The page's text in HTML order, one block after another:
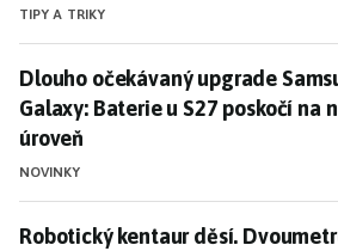
TIPY A TRIKY
Dlouho očekávaný upgrade
Dlouho očekávaný upgrade
Galaxy: Baterie u S27 poskočí na
úroveň
NOVINKY
Robotický kentaur děsí.
Robotický kentaur děsí.